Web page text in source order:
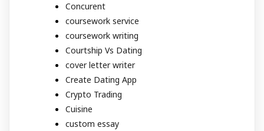
Concurent
coursework service
coursework writing
Courtship Vs Dating
cover letter writer
Create Dating App
Crypto Trading
Cuisine
custom essay